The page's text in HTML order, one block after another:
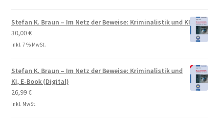
Stefan K. Braun – Im Netz der Beweise: Kriminalistik und KI
30,00€
inkl. 7 % MwSt.
Stefan K. Braun – Im Netz der Beweise: Kriminalistik und
KI, E-Book (Digital)
26,99€
inkl. MwSt.